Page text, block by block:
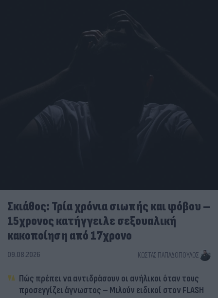
Σκιάθος: Τρία χρόνια σιωπής και φόβου –
15χρονος κατήγγειλε σεξουαλική
κακοποίηση από 17χρονο
09.08.2026 ΚΏΣΤΑΣ ΠΑΠΑΔΌΠΟΥΛΟΣ
Πώς πρέπει να αντιδράσουν οι ανήλικοι όταν τους
προσεγγίζει άγνωστος – Μιλούν ειδικοί στον FLASH